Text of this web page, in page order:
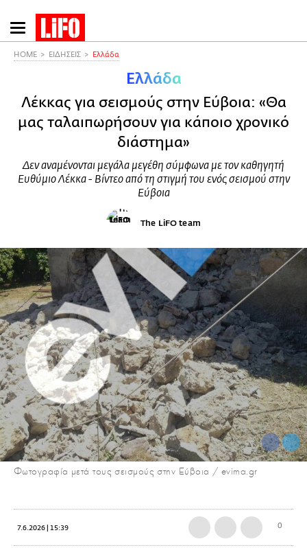
Παράκαμψη
προς
HOME ΕΙΔΗΣΕΙΣ Ελλάδα
Ελλάδα
Λέκκας για σεισμούς στην Εύβοια: «Θα
μας ταλαιπωρήσουν για κάποιο χρονικό
διάστημα»
Δεν αναμένονται μεγάλα μεγέθη σύμφωνα με τον καθηγητή
Ευθύμιο Λέκκα - Βίντεο από τη στιγμή του ενός σεισμού στην
Εύβοια
The LiFO team
Φωτογραφία μετά τους σεισμούς στην Εύβοια / evima.gr
7.6.2026 | 15:39 0